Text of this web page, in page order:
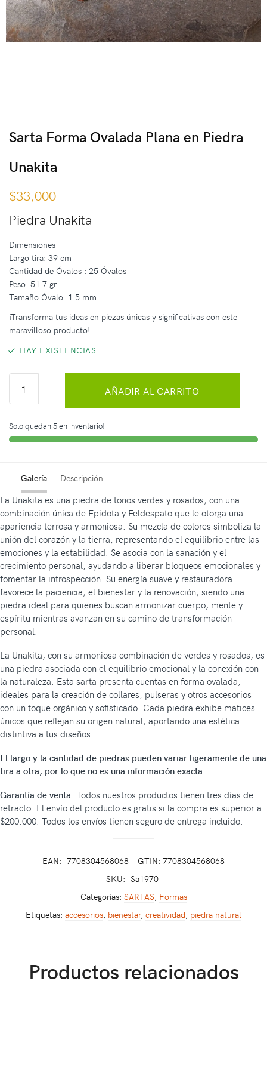
Sarta Forma Ovalada Plana en Piedra
Unakita
$33,000
Piedra Unakita
Dimensiones
Largo tira: 39 cm
Cantidad de Óvalos : 25 Óvalos
Peso: 51.7 gr
Tamaño Óvalo: 1.5 mm
¡Transforma tus ideas en piezas únicas y significativas con este
maravilloso producto!
HAY EXISTENCIAS
AÑADIR AL CARRITO
Solo quedan 5 en inventario!
Galería Descripción
La Unakita es una piedra de tonos verdes y rosados, con una
combinación única de Epidota y Feldespato que le otorga una
apariencia terrosa y armoniosa. Su mezcla de colores simboliza la
unión del corazón y la tierra, representando el equilibrio entre las
emociones y la estabilidad. Se asocia con la sanación y el
crecimiento personal, ayudando a liberar bloqueos emocionales y
fomentar la introspección. Su energía suave y restauradora
favorece la paciencia, el bienestar y la renovación, siendo una
piedra ideal para quienes buscan armonizar cuerpo, mente y
espíritu mientras avanzan en su camino de transformación
personal.
La Unakita, con su armoniosa combinación de verdes y rosados, es
una piedra asociada con el equilibrio emocional y la conexión con
la naturaleza. Esta sarta presenta cuentas en forma ovalada,
ideales para la creación de collares, pulseras y otros accesorios
con un toque orgánico y sofisticado. Cada piedra exhibe matices
únicos que reflejan su origen natural, aportando una estética
distintiva a tus diseños.
El largo y la cantidad de piedras pueden variar ligeramente de una
tira a otra, por lo que no es una información exacta.
Garantía de venta: Todos nuestros productos tienen tres días de
retracto. El envío del producto es gratis si la compra es superior a
$200.000. Todos los envíos tienen seguro de entrega incluido.
EAN: 7708304568068
GTIN: 7708304568068
SKU: Sa1970
Categorías: SARTAS, Formas
Etiquetas: accesorios, bienestar, creatividad, piedra natural
Productos relacionados